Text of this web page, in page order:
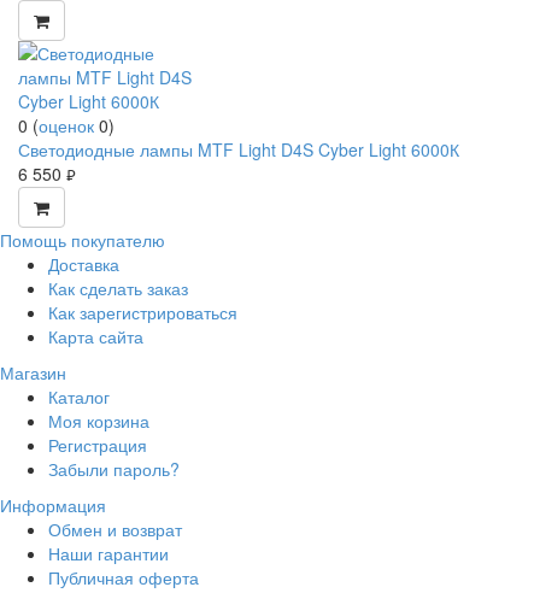
0 (оценок 0)
Светодиодные лампы MTF Light D4S Cyber Light 6000К
6 550 руб.
Помощь покупателю
Доставка
Как сделать заказ
Как зарегистрироваться
Карта сайта
Магазин
Каталог
Моя корзина
Регистрация
Забыли пароль?
Информация
Обмен и возврат
Наши гарантии
Публичная оферта